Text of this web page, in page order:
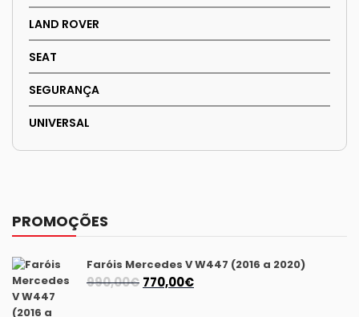
LAND ROVER
SEAT
SEGURANÇA
UNIVERSAL
PROMOÇÕES
Faróis Mercedes V W447 (2016 a 2020)
990,00€ O
770,00€O